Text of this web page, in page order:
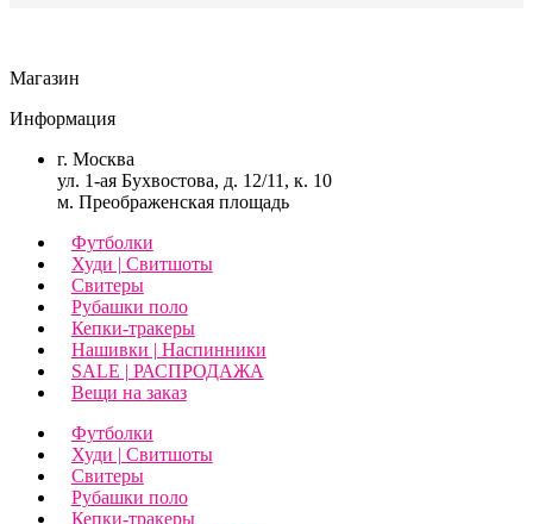
Магазин
Информация
г. Москва
ул. 1-ая Бухвостова, д. 12/11, к. 10
м. Преображенская площадь
Футболки
Худи | Свитшоты
Свитеры
Рубашки поло
Кепки-тракеры
Нашивки | Наспинники
SALE | РАСПРОДАЖА
Вещи на заказ
Футболки
Худи | Свитшоты
Свитеры
Рубашки поло
Кепки-тракеры